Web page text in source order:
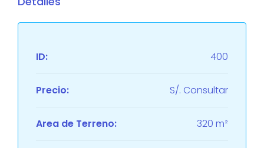
ID: 400
Precio: S/. Consultar
Area de Terreno: 320 m²